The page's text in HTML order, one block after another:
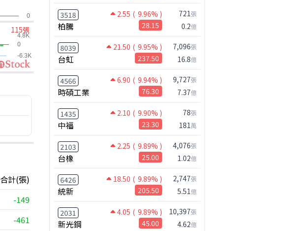
115張
合計(張)
-149
-461
3518 2.55 ( 9.96% )
柏騰 28.15
721張
0.2億
8039 21.50 ( 9.95% )
台虹 237.50
7,096張
16.8億
4566 6.90 ( 9.94% )
時碩工業 76.30
9,727張
7.37億
1435 2.10 ( 9.90% )
中福 23.30
78張
181萬
2103 2.25 ( 9.89% )
台橡 25.00
4,076張
1.02億
6426 18.50 ( 9.89% )
統新 205.50
2,747張
5.51億
2031 4.05 ( 9.89% )
新光鋼 45.00
10,397張
4.62億